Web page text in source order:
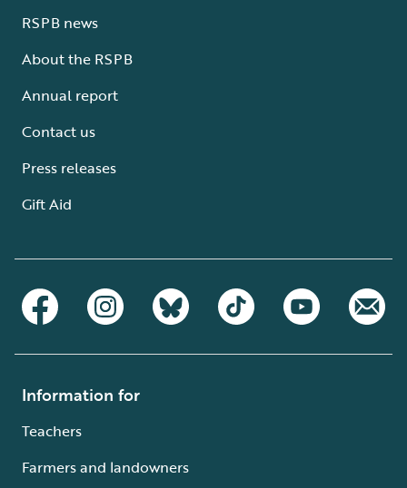
RSPB news
About the RSPB
Annual report
Contact us
Press releases
Gift Aid
Information for
Teachers
Farmers and landowners